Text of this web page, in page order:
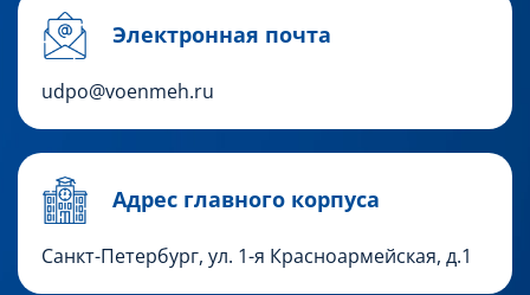
Электронная почта
udpo@voenmeh.ru
Адрес главного корпуса
Санкт-Петербург, ул. 1-я Красноармейская, д.1